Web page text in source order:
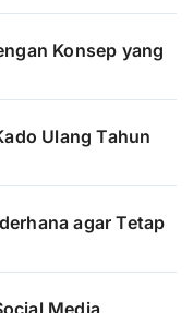
Konsep yang
Ulang Tahun
agar Tetap
Media